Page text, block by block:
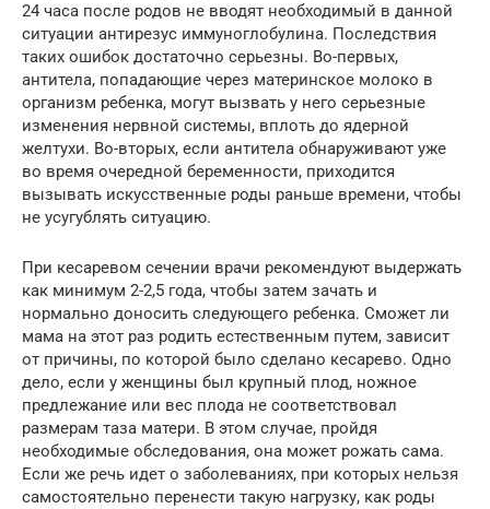
24 часа после родов не вводят необходимый в данной
ситуации антирезус иммуноглобулина. Последствия
таких ошибок достаточно серьезны. Во-первых,
антитела, попадающие через материнское молоко в
организм ребенка, могут вызвать у него серьезные
изменения нервной системы, вплоть до ядерной
желтухи. Во-вторых, если антитела обнаруживают уже
во время очередной беременности, приходится
вызывать искусственные роды раньше времени, чтобы
не усугублять ситуацию.
При кесаревом сечении врачи рекомендуют выдержать
как минимум 2-2,5 года, чтобы затем зачать и
нормально доносить следующего ребенка. Сможет ли
мама на этот раз родить естественным путем, зависит
от причины, по которой было сделано кесарево. Одно
дело, если у женщины был крупный плод, ножное
предлежание или вес плода не соответствовал
размерам таза матери. В этом случае, пройдя
необходимые обследования, она может рожать сама.
Если же речь идет о заболеваниях, при которых нельзя
самостоятельно перенести такую нагрузку, как роды